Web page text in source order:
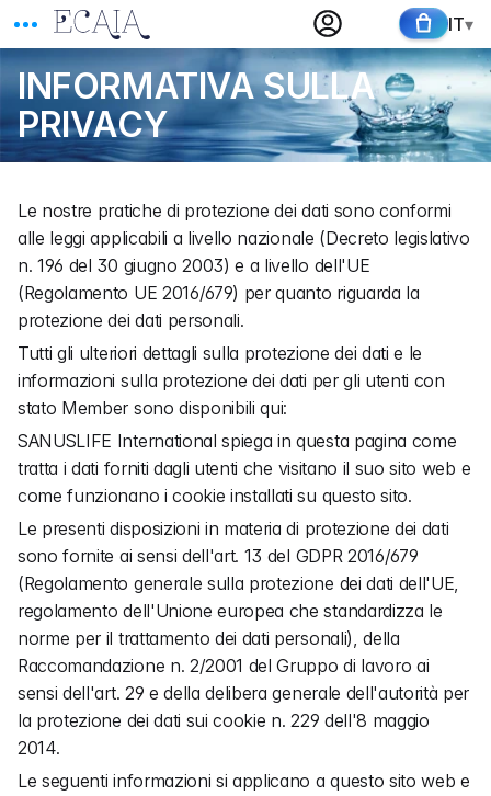
IT▾
INFORMATIVA SULLA
PRIVACY
Le nostre pratiche di protezione dei dati sono conformi
alle leggi applicabili a livello nazionale (Decreto legislativo
n. 196 del 30 giugno 2003) e a livello dell'UE
(Regolamento UE 2016/679) per quanto riguarda la
protezione dei dati personali.
Tutti gli ulteriori dettagli sulla protezione dei dati e le
informazioni sulla protezione dei dati per gli utenti con
stato Member sono disponibili qui:
SANUSLIFE International spiega in questa pagina come
tratta i dati forniti dagli utenti che visitano il suo sito web e
come funzionano i cookie installati su questo sito.
Le presenti disposizioni in materia di protezione dei dati
sono fornite ai sensi dell'art. 13 del GDPR 2016/679
(Regolamento generale sulla protezione dei dati dell'UE,
regolamento dell'Unione europea che standardizza le
norme per il trattamento dei dati personali), della
Raccomandazione n. 2/2001 del Gruppo di lavoro ai
sensi dell'art. 29 e della delibera generale dell'autorità per
la protezione dei dati sui cookie n. 229 dell'8 maggio
2014.
Le seguenti informazioni si applicano a questo sito web e